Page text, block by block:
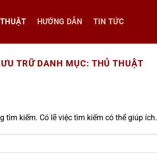
HƯỚNG DẪN TIN TỨC
TRỮ DANH MỤC: THỦ THUẬT
kiếm. Có lẽ việc tìm kiếm có thể giúp ích.